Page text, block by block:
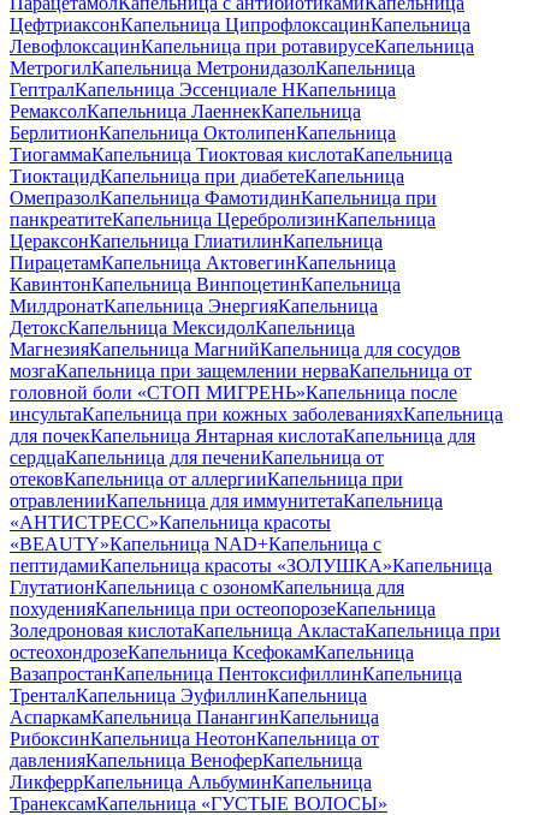
ЦефтриаксонКапельница ЦипрофлоксацинКапельница
ЛевофлоксацинКапельница при ротавирусеКапельница
МетрогилКапельница МетронидазолКапельница
ГептралКапельница Эссенциале НКапельница
РемаксолКапельница ЛаеннекКапельница
БерлитионКапельница ОктолипенКапельница
ТиогаммаКапельница Тиоктовая кислотаКапельница
ТиоктацидКапельница при диабетеКапельница
ОмепразолКапельница ФамотидинКапельница при
панкреатитеКапельница ЦеребролизинКапельница
ЦераксонКапельница ГлиатилинКапельница
ПирацетамКапельница АктовегинКапельница
КавинтонКапельница ВинпоцетинКапельница
МилдронатКапельница ЭнергияКапельница
ДетоксКапельница МексидолКапельница
МагнезияКапельница МагнийКапельница для сосудов
мозгаКапельница при защемлении нерваКапельница от
головной боли «СТОП МИГРЕНЬ»Капельница после
инсультаКапельница при кожных заболеванияхКапельница
для почекКапельница Янтарная кислотаКапельница для
сердцаКапельница для печениКапельница от
отековКапельница от аллергииКапельница при
отравленииКапельница для иммунитетаКапельница
«АНТИСТРЕСС»Капельница красоты
«BEAUTY»Капельница NAD+Капельница с
пептидамиКапельница красоты «ЗОЛУШКА»Капельница
ГлутатионКапельница с озономКапельница для
похуденияКапельница при остеопорозеКапельница
Золедроновая кислотаКапельница АкластаКапельница при
остеохондрозеКапельница КсефокамКапельница
ВазапростанКапельница ПентоксифиллинКапельница
ТренталКапельница ЭуфиллинКапельница
АспаркамКапельница ПанангинКапельница
РибоксинКапельница НеотонКапельница от
давленияКапельница ВеноферКапельница
ЛикферрКапельница АльбуминКапельница
ТранексамКапельница «ГУСТЫЕ ВОЛОСЫ»